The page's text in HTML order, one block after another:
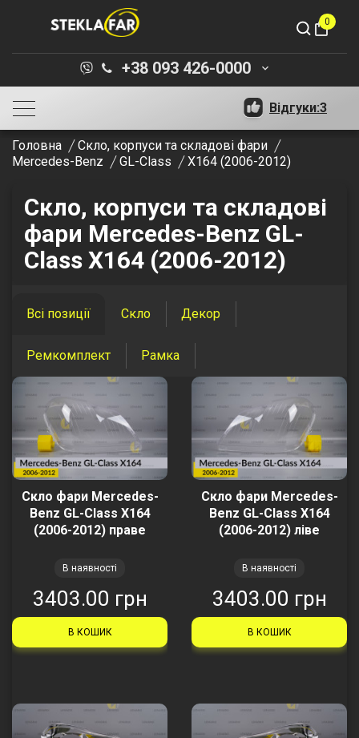
shopping_bag
0
+38 093 426-0000 keyboard_arrow_down
Відгуки:3
Головна
Скло, корпуси та складові фари
Mercedes-Benz
GL-Class X164 (2006-2012)
Скло, корпуси та складові
фари Mercedes-Benz GL-
Class X164 (2006-2012)
Всі позиції Скло Декор
Ремкомплект Рамка
Скло фари Mercedes-
Benz GL-Class X164
(2006-2012) праве
В наявності
3403.00 грн
В КОШИК
Скло фари Mercedes-
Benz GL-Class X164
(2006-2012) ліве
В наявності
3403.00 грн
В КОШИК